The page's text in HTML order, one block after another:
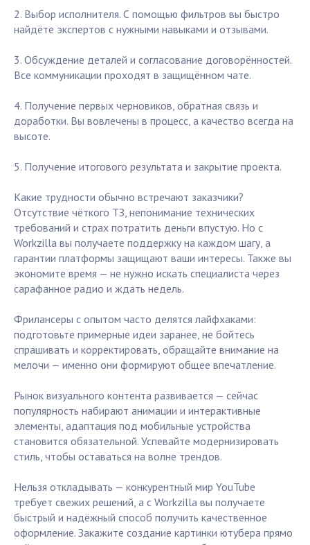
2. Выбор исполнителя. С помощью фильтров вы быстро
найдёте экспертов с нужными навыками и отзывами.
3. Обсуждение деталей и согласование договорённостей.
Все коммуникации проходят в защищённом чате.
4. Получение первых черновиков, обратная связь и
доработки. Вы вовлечены в процесс, а качество всегда на
высоте.
5. Получение итогового результата и закрытие проекта.
Какие трудности обычно встречают заказчики?
Отсутствие чёткого ТЗ, непонимание технических
требований и страх потратить деньги впустую. Но с
Workzilla вы получаете поддержку на каждом шагу, а
гарантии платформы защищают ваши интересы. Также вы
экономите время — не нужно искать специалиста через
сарафанное радио и ждать недель.
Фрилансеры с опытом часто делятся лайфхаками:
подготовьте примерные идеи заранее, не бойтесь
спрашивать и корректировать, обращайте внимание на
мелочи — именно они формируют общее впечатление.
Рынок визуального контента развивается — сейчас
популярность набирают анимации и интерактивные
элементы, адаптация под мобильные устройства
становится обязательной. Успевайте модернизировать
стиль, чтобы оставаться на волне трендов.
Нельзя откладывать — конкурентный мир YouTube
требует свежих решений, а с Workzilla вы получаете
быстрый и надёжный способ получить качественное
оформление. Закажите создание картинки ютубера прямо